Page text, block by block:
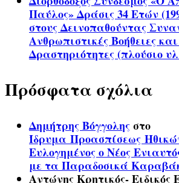
Παύλος» Δράσις 34 Ετών
στους Δεινοπαθούντας
Ανθρωπιστικές Βοήθειες
Δραστηριότητες (πλούσιο
Πρόσφατα σχόλια
Δημήτρης Βόγγοληςστο
Ίδρυμα Προασπίσεως
Ευλογημένος ο Νέος
με τα Παραδοσικά
Αντώνης Κρητικός- Ειδικός